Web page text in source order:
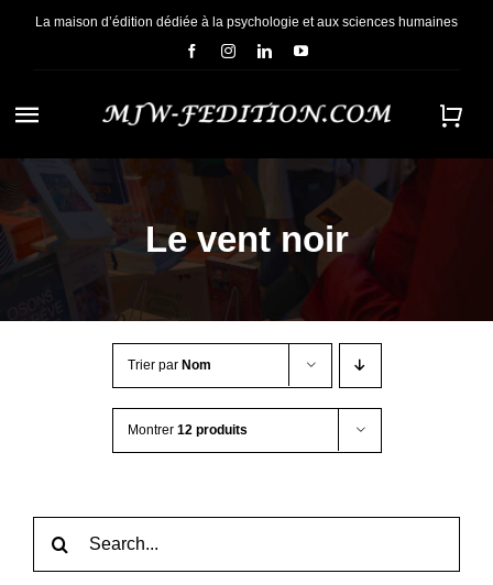
PasserLa maison d’édition dédiée à la psychologie et aux sciences humaines
Navigation
à
bascule
ACCUEIL
NOUS CONNAÎTRELe vent noir
Trier par Nom
Montrer 12 produits